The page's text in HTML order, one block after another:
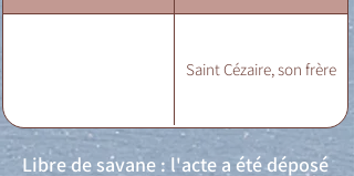
Saint Cézaire, son frère
Libre de savane : l'acte a été déposé